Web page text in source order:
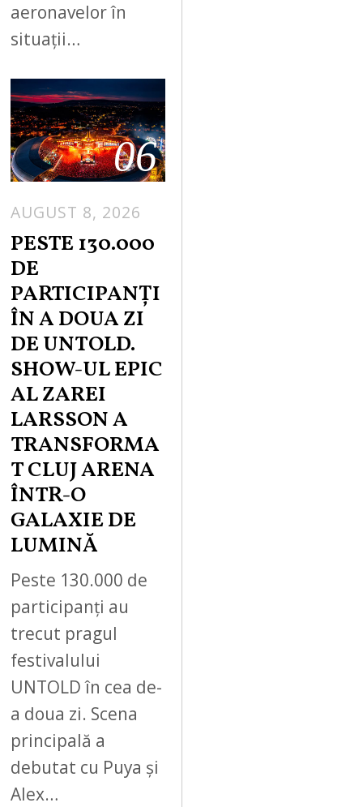
aeronavelor în
situații…
06
AUGUST 8, 2026
PESTE 130.000
DE
PARTICIPANȚI
ÎN A DOUA ZI
DE UNTOLD.
SHOW-UL EPIC
AL ZAREI
LARSSON A
TRANSFORMA
T CLUJ ARENA
ÎNTR-O
GALAXIE DE
LUMINĂ
Peste 130.000 de
participanți au
trecut pragul
festivalului
UNTOLD în cea de-
a doua zi. Scena
principală a
debutat cu Puya și
Alex…